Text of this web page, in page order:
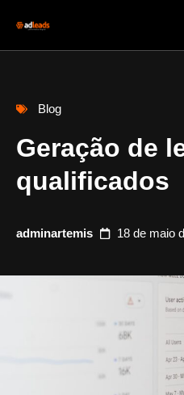
Blog
Geração de
qualificados
adminartemis 18 de maio